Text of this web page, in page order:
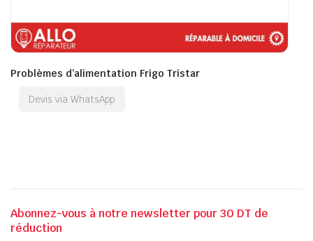
Problèmes d’alimentation Frigo Tristar
Devis via WhatsApp
Abonnez-vous à notre newsletter pour 30 DT de
réduction